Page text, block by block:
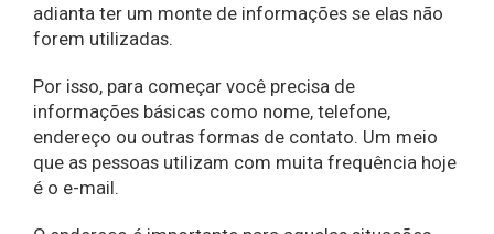
adianta ter um monte de informações se elas não
forem utilizadas.
Por isso, para começar você precisa de
informações básicas como nome, telefone,
endereço ou outras formas de contato. Um meio
que as pessoas utilizam com muita frequência hoje
é o e-mail.